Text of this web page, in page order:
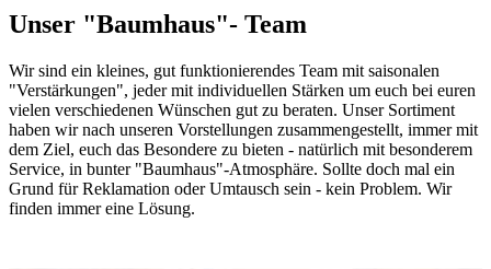
Unser "Baumhaus"- Team
Wir sind ein kleines, gut funktionierendes Team mit saisonalen
"Verstärkungen", jeder mit individuellen Stärken um euch bei euren
vielen verschiedenen Wünschen gut zu beraten. Unser Sortiment
haben wir nach unseren Vorstellungen zusammengestellt, immer mit
dem Ziel, euch das Besondere zu bieten - natürlich mit besonderem
Service, in bunter "Baumhaus"-Atmosphäre. Sollte doch mal ein
Grund für Reklamation oder Umtausch sein - kein Problem. Wir
finden immer eine Lösung.